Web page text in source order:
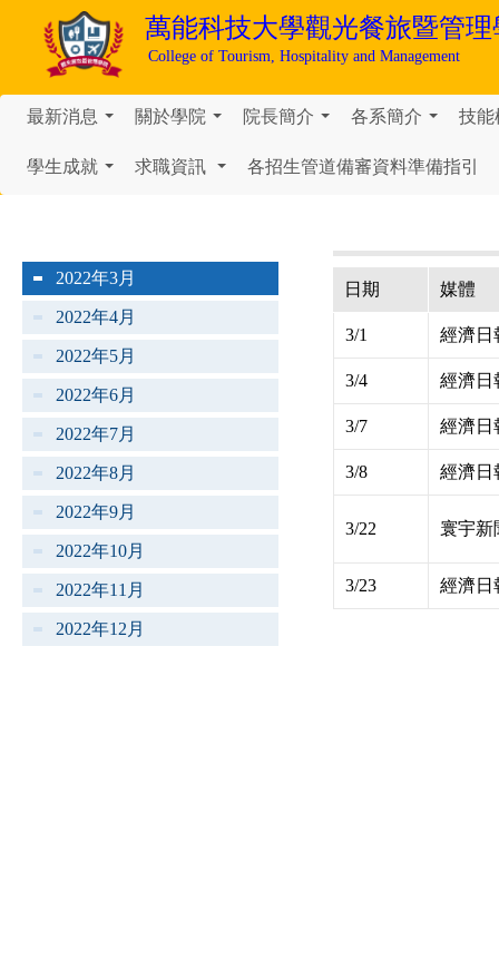
萬能科技大學觀光餐旅暨管理
College of Tourism, Hospitality and Management
最新消息 關於學院 院長簡介 各系簡介 技能
學生成就 求職資訊 各招生管道備審資料準備指引
2022年3月
2022年4月
2022年5月
2022年6月
2022年7月
2022年8月
2022年9月
2022年10月
2022年11月
2022年12月
日期 媒體
3/1 經濟日
3/4 經濟日
3/7 經濟日
3/8 經濟日
3/22 寰宇新
3/23 經濟日